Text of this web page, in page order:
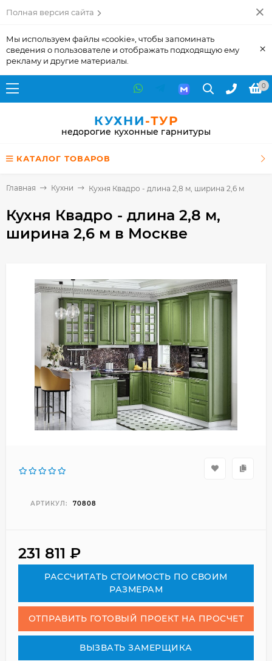
Полная версия сайта
Мы используем файлы «cookie», чтобы запоминать
сведения о пользователе и отображать подходящую ему
рекламу и другие материалы.
×
0
КУХНИ-ТУР
недорогие кухонные гарнитуры
КАТАЛОГ ТОВАРОВ
Главная Кухни Кухня Квадро - длина 2,8 м, ширина 2,6 м
Кухня Квадро - длина 2,8 м,
ширина 2,6 м в Москве
АРТИКУЛ: 70808
231 811 ₽
РАСCЧИТАТЬ СТОИМОСТЬ ПО СВОИМ
РАЗМЕРАМ
ОТПРАВИТЬ ГОТОВЫЙ ПРОЕКТ НА ПРОСЧЕТ
ВЫЗВАТЬ ЗАМЕРЩИКА